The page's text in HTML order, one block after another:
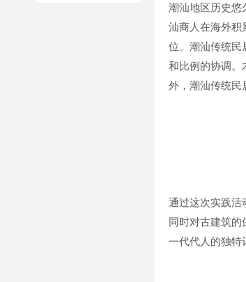
潮汕地区历史悠
汕商人在海外积
位。潮汕传统民
和比例的协调。
外，潮汕传统民
通过这次实践活
同时对古建筑的
一代代人的独特